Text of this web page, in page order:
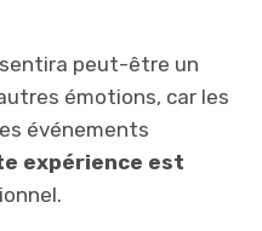
peut-être un
émotions, car les
événements
expérience est